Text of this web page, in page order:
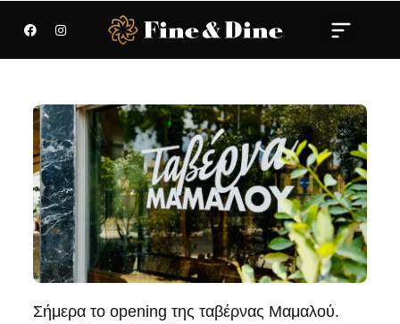
Σήμερα το opening της ταβέρνας Μαμαλού.